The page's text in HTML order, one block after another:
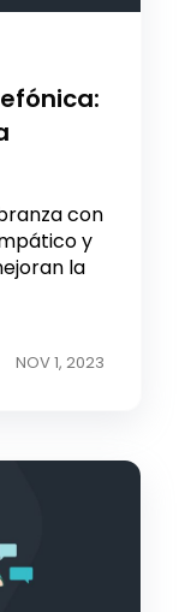
con
y
la
NOV 1, 2023